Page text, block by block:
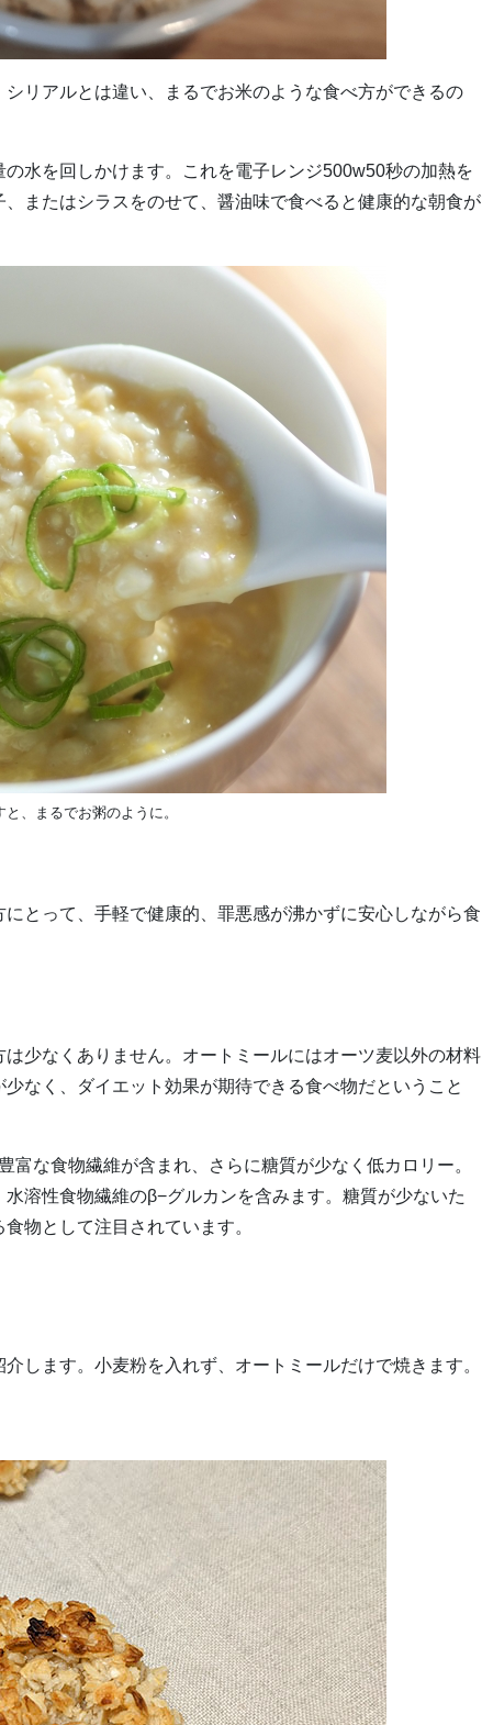
リアルとは違い、まるでお米のような食べ方ができるの
水を回しかけます。これを電子レンジ500w50秒の加熱を
またはシラスをのせて、醤油味で食べると健康的な朝食が
、まるでお粥のように。
とって、手軽で健康的、罪悪感が沸かずに安心しながら食
少なくありません。オートミールにはオーツ麦以外の材料
なく、ダイエット効果が期待できる食べ物だということ
な食物繊維が含まれ、さらに糖質が少なく低カロリー。
溶性食物繊維のβ−グルカンを含みます。糖質が少ないた
物として注目されています。
します。小麦粉を入れず、オートミールだけで焼きます。